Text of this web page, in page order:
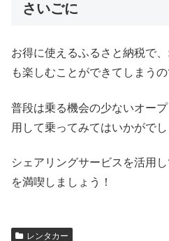
さいごに
お得に使えるふるさと納税で
も楽しむことができてしまうの
普段は乗る機会の少ないオー
用して乗ってみてはいかがでし
シェアリングサービスを活用
を満喫しましょう！
レンタカー